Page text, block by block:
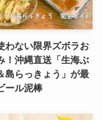
わない限界ズボラお
！沖縄直送「生海ぶ
島らっきょう」が最
ール泥棒